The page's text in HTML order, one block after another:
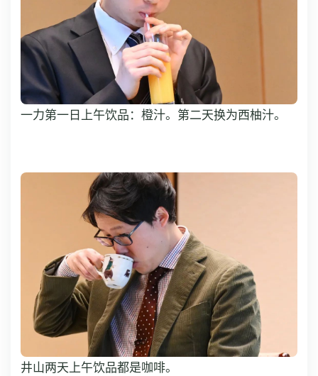
一力第一日上午饮品：橙汁。第二天换为西柚汁。
井山两天上午饮品都是咖啡。